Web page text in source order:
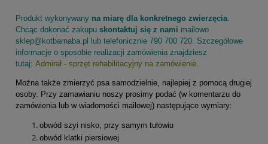
Produkt wykonywany na miarę dla konkretnego zwierzęcia.
Chcąc dokonać zakupu skontaktuj się z nami mailowo
sklep@kotbarnaba.pl
lub telefonicznie 790 700 720. Szczegółowe
informacje o sposobie realizacji zamówienia znajdziesz
tutaj: Admirał - sprzęt rehabilitacyjny na zamówienie.
Można także zmierzyć psa samodzielnie, najlepiej z pomocą drugiej
osoby. Przy zamawianiu noszy prosimy podać (w komentarzu do
zamówienia lub w wiadomości mailowej) następujące wymiary:
obwód szyi nisko, przy samym tułowiu
obwód klatki piersiowej